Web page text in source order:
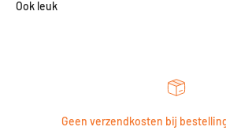
Geen verzendkosten bij